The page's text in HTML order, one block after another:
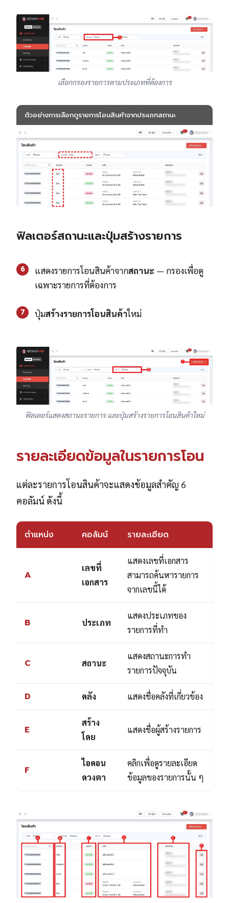
เลือกกรองรายการตามประเภทที่ต้องการ
ตัวอย่างการเลือกดูรายการโอนสินค้าจากประเภทสถานะ
ฟิลเตอร์สถานะและปุ่มสร้างรายการ
6 แสดงรายการโอนสินค้าจากสถานะ — กรองเพื่อดู
เฉพาะรายการที่ต้องการ
7 ปุ่มสร้างรายการโอนสินค้าใหม่
ฟิลเตอร์แสดงสถานะรายการ และปุ่มสร้างรายการโอนสินค้าใหม่
รายละเอียดข้อมูลในรายการโอน
แต่ละรายการโอนสินค้าจะแสดงข้อมูลสำคัญ 6
คอลัมน์ ดังนี้
ตำแหน่ง คอลัมน์ รายละเอียด
A
เลขที่
เอกสาร
แสดงเลขที่เอกสาร
สามารถค้นหารายการ
จากเลขนี้ได้
B ประเภท
แสดงประเภทของ
รายการที่ทำ
C สถานะ
แสดงสถานะการทำ
รายการปัจจุบัน
D คลัง แสดงชื่อคลังที่เกี่ยวข้อง
E
สร้าง
โดย
แสดงชื่อผู้สร้างรายการ
F
ไอคอน
ดวงตา
คลิกเพื่อดูรายละเอียด
ข้อมูลของรายการนั้น ๆ